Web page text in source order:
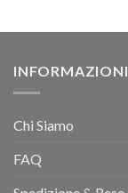
INFORMAZIONI
Chi Siamo
FAQ